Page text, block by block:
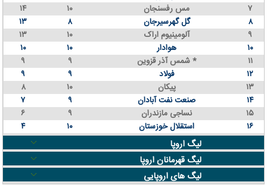
۷
مس رفسنجان ۱۰
۱۴
۸
گل گهرسیرجان ۸
۱۳
۹
آلومینیوم اراک ۱۰
۱۳
۱۰
هوادار ۱۰
۱۰
۱۱
شمس آذر قزوین * ۹
۹
۱۲
فولاد ۹
۹
۱۳
پیکان ۱۰
۸
۱۴
صنعت نفت آبادان ۹
۷
۱۵
نساجی مازندران ۹
۶
۱۶
استقلال خوزستان ۱۰ ۴
لیگ اروپا
لیگ قهرمانان اروپا
لیگ های اروپایی